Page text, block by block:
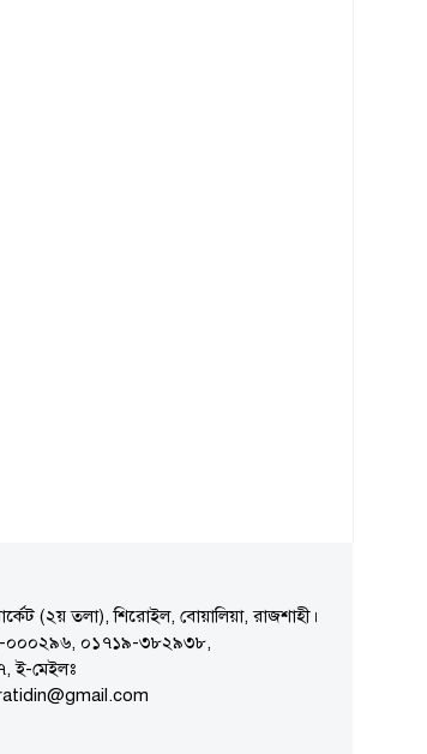
(২য় তলা), শিরোইল, বোয়ালিয়া, রাজশাহী।
০০০২৯৬, ০১৭১৯-৩৮২৯৩৮,
ই-মেইলঃ